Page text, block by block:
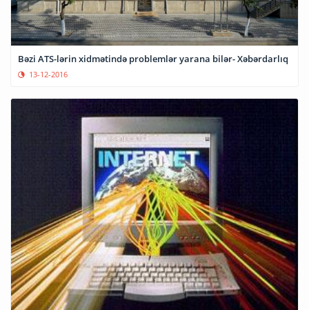
Bəzi ATS-lərin xidmətində problemlər yarana bilər- Xəbərdarlıq
13-12-2016